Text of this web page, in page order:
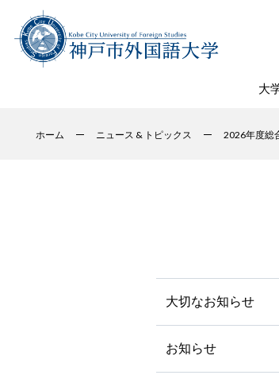
大
ホーム ニュース & トピックス 2026年度総
大切なお知らせ
お知らせ